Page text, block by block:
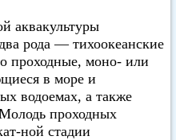
аквакультуры
рода — тихоокеанские
проходные, моно- или
в море и
водоемах, а также
проходных
ной стадии